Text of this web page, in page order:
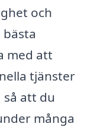
och
med att
tjänster
att du
många